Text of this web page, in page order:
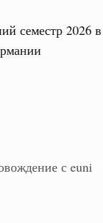
семестр 2026 в
с euni